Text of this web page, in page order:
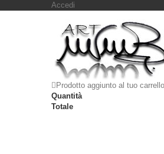
Accedi
Prodotto aggiunto al tuo carrello
Quantità
Totale